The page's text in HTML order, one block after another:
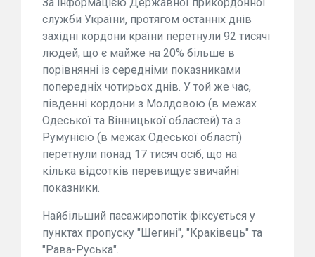
служби України, протягом останніх днів
західні кордони країни перетнули 92 тисячі
людей, що є майже на 20% більше в
порівнянні із середніми показниками
попередніх чотирьох днів. У той же час,
південні кордони з Молдовою (в межах
Одеської та Вінницької областей) та з
Румунією (в межах Одеської області)
перетнули понад 17 тисяч осіб, що на
кілька відсотків перевищує звичайні
показники.
Найбільший пасажиропотік фіксується у
пунктах пропуску "Шегині", "Краківець" та
"Рава-Руська".